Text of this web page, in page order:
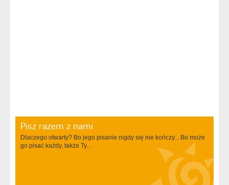
Pisz razem z nami
Dlaczego otwarty? Bo jego pisanie nigdy się nie kończy... Bo może
go pisać każdy, także Ty...